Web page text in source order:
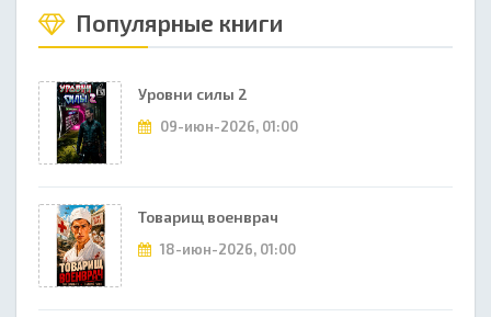
Популярные книги
Уровни силы 2
09-июн-2026, 01:00
Товарищ военврач
18-июн-2026, 01:00